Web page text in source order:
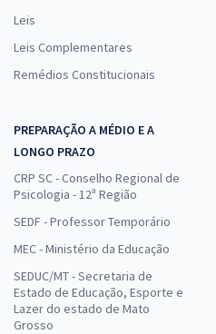
Leis
Leis Complementares
Remédios Constitucionais
PREPARAÇÃO A MÉDIO E A
LONGO PRAZO
CRP SC - Conselho Regional de
Psicologia - 12ª Região
SEDF - Professor Temporário
MEC - Ministério da Educação
SEDUC/MT - Secretaria de
Estado de Educação, Esporte e
Lazer do estado de Mato
Grosso